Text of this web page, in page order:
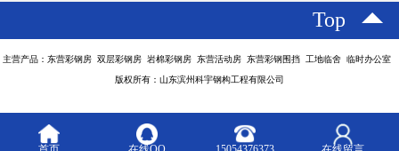
Top
主营产品：东营彩钢房 双层彩钢房 岩棉彩钢房 东营活动房 东营彩钢围挡 工地临舍 临时办公室
版权所有：山东滨州科宇钢构工程有限公司